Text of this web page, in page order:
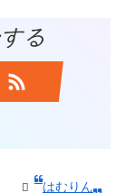
る
はむりん